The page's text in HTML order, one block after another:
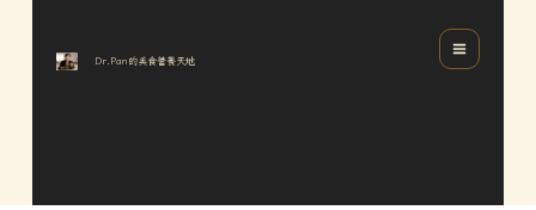
Dr.Pan的美食營養天地
MENU